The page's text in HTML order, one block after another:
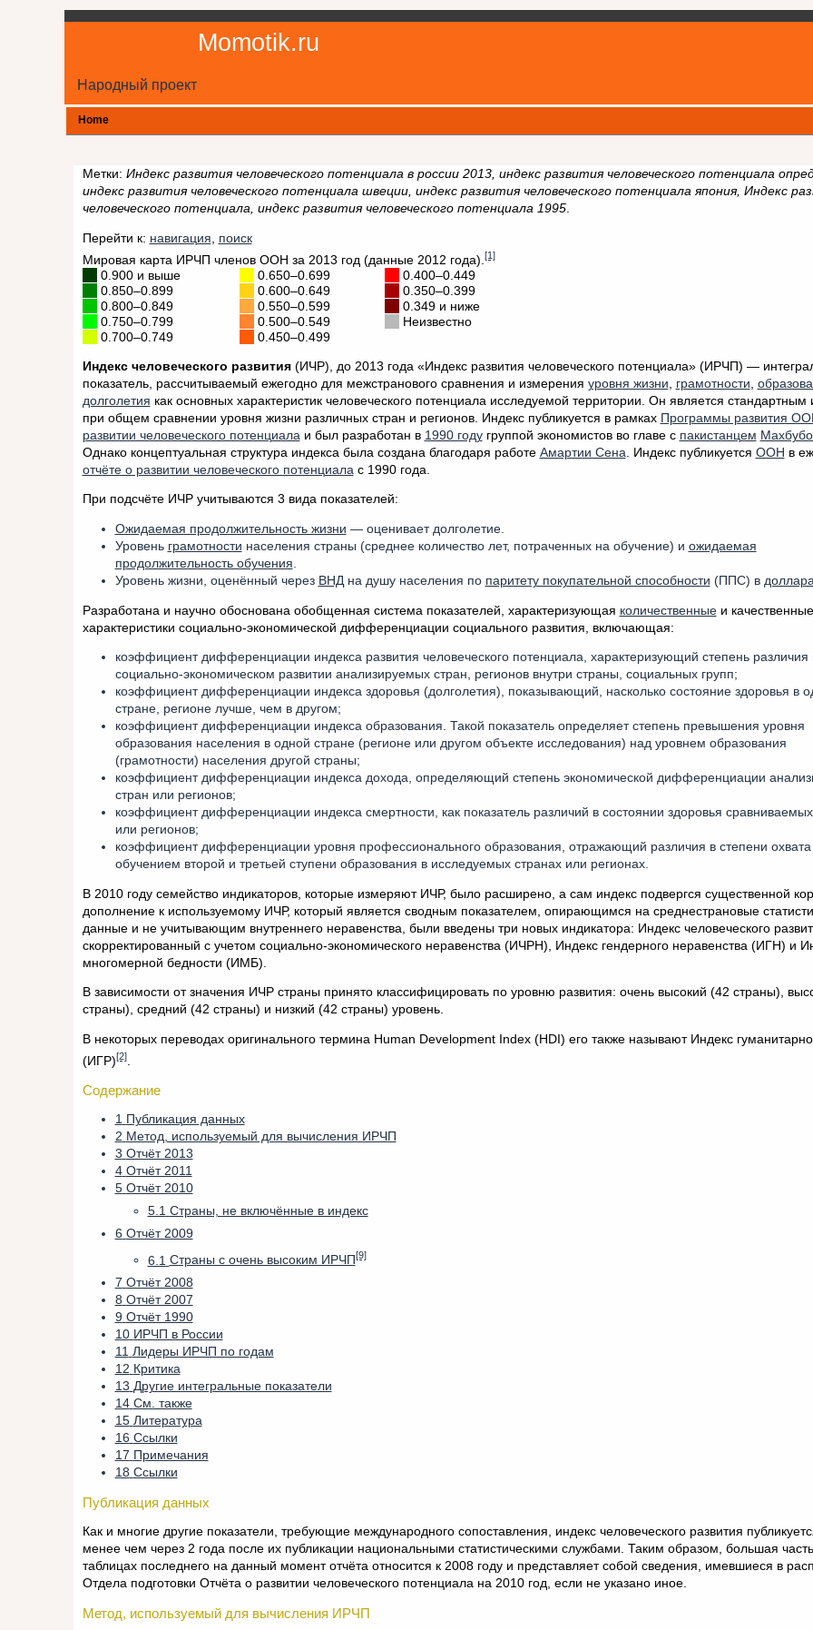
Momotik.ru
Народный проект
Home
Метки: Индекс развития человеческого потенциала в россии 2013, индекс развития человеческого потенциала
индекс развития человеческого потенциала швеции, индекс развития человеческого потенциала япония, Индекс
человеческого потенциала, индекс развития человеческого потенциала 1995.
Перейти к: навигация
поиск
Мировая карта ИРЧП членов ООН за 2013 год (данные 2012 года). [1]
0.900 и выше
0.850–0.899
0.800–0.849
0.750–0.799
0.700–0.749
0.650–0.699
0.600–0.649
0.550–0.599
0.500–0.549
0.450–0.499
0.400–0.449
0.350–0.399
0.349 и ниже
Неизвестно
Индекс человеческого развития(ИЧР), до 2013 года «Индекс развития человеческого потенциала» (ИРЧП) —
показатель, рассчитываемый ежегодно для межстранового сравнения и измерения уровня жизни грамотности
долголетия как основных характеристик человеческого потенциала исследуемой территории. Он является стандартным
при общем сравнении уровня жизни различных стран и регионов. Индекс публикуется в рамках Программы развития
развитии человеческого потенциала и был разработан в 1990 годугруппой экономистов во главе с пакистанцем
Однако концептуальная структура индекса была создана благодаря работе Амартии Сена . Индекc публикуется ООН в
отчёте о развитии человеческого потенциала с 1990 года.
При подсчёте ИЧР учитываются 3 вида показателей:
Ожидаемая продолжительность жизни — оценивает долголетие.
Уровень грамотности населения страны (среднее количество лет, потраченных на обучение) и ожидаемая
продолжительность обучения
Уровень жизни, оценённый через ВНД на душу населения по паритету покупательной способности (ППС) в
Разработана и научно обоснована обобщенная система показателей, характеризующая количественныеи качественные
характеристики социально-экономической дифференциации социального развития, включающая:
коэффициент дифференциации индекса развития человеческого потенциала, характеризующий степень различия
социально-экономическом развитии анализируемых стран, регионов внутри страны, социальных групп;
коэффициент дифференциации индекса здоровья (долголетия), показывающий, насколько состояние здоровья в
стране, регионе лучше, чем в другом;
коэффициент дифференциации индекса образования. Такой показатель определяет степень превышения уровня
образования населения в одной стране (регионе или другом объекте исследования) над уровнем образования
(грамотности) населения другой страны;
коэффициент дифференциации индекса дохода, определяющий степень экономической дифференциации
стран или регионов;
коэффициент дифференциации индекса смертности, как показатель различий в состоянии здоровья
или регионов;
коэффициент дифференциации уровня профессионального образования, отражающий различия в степени охвата
обучением второй и третьей ступени образования в исследуемых странах или регионах.
В 2010 году семейство индикаторов, которые измеряют ИЧР, было расширено, а сам индекс подвергся существенной
дополнение к используемому ИЧР, который является сводным показателем, опирающимся на среднестрановые
данные и не учитывающим внутреннего неравенства, были введены три новых индикатора: Индекс человеческого
скорректированный с учетом социально-экономического неравенства (ИЧРН), Индекс гендерного неравенства (ИГН) и
многомерной бедности (ИМБ).
В зависимости от значения ИЧР страны принято классифицировать по уровню развития: очень высокий (42 страны),
страны), средний (42 страны) и низкий (42 страны) уровень.
В некоторых переводах оригинального термина Human Development Index (HDI) его также называют Индекс
(ИГР)[2].
Содержание
1 Публикация данных
2 Метод, используемый для вычисления ИРЧП
3 Отчёт 2013
4 Отчёт 2011
5 Отчёт 2010
5.1 Страны, не включённые в индекс
6 Отчёт 2009
6.1 Страны с очень высоким ИРЧП [9]
7 Отчёт 2008
8 Отчёт 2007
9 Отчёт 1990
10 ИРЧП в России
11 Лидеры ИРЧП по годам
12 Критика
13 Другие интегральные показатели
14 См. также
15 Литература
16 Ссылки
17 Примечания
18 Ссылки
Публикация данных
Как и многие другие показатели, требующие международного сопоставления, индекс человеческого развития
менее чем через 2 года после их публикации национальными статистическими службами. Таким образом, большая
таблицах последнего на данный момент отчёта относится к 2008 году и представляет собой сведения, имевшиеся в
Отдела подготовки Отчёта о развитии человеческого потенциала на 2010 год, если не указано иное.
Метод, используемый для вычисления ИРЧП